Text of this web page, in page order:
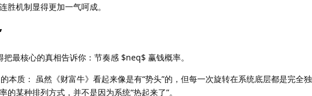
胜机制显得更加一气呵成。
最核心的真相告诉你：节奏感 $neq$ 赢钱概率。
本质： 虽然《财富牛》看起来像是有“势头”的，但每一次旋转在系统底层都是完全
的某种排列方式，并不是因为系统“热起来了”。